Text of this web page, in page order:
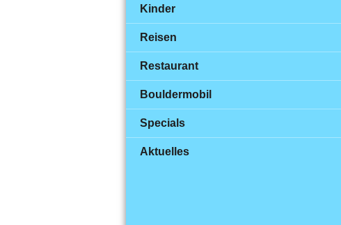
Kinder
Reisen
Restaurant
Bouldermobil
Specials
Aktuelles